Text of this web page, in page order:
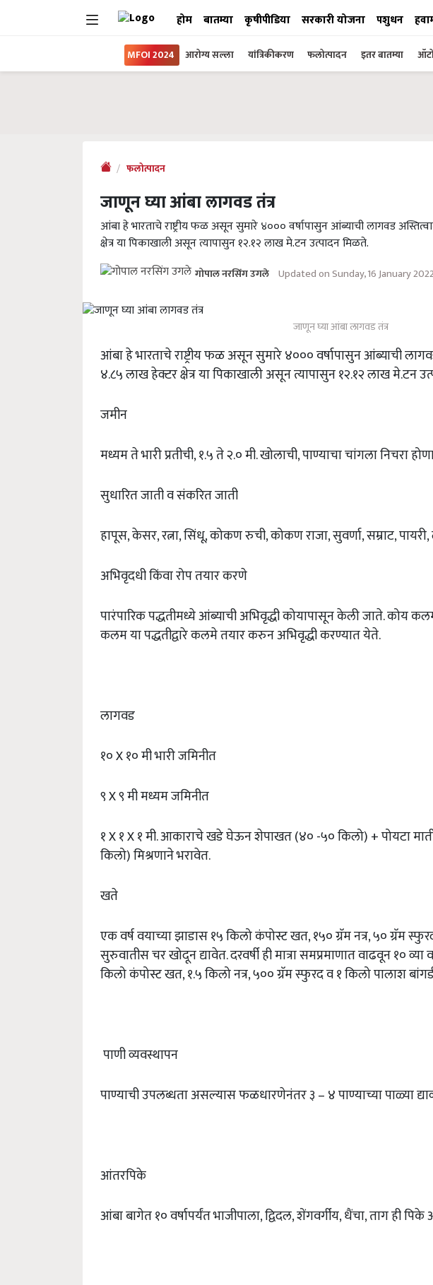
होम बातम्या कृषीपीडिया सरकारी योजना पशुधन
MFOI 2024 आरोग्य सल्ला यांत्रिकीकरण फलोत्पादन इतर बातम्या
फलोत्पादन
जाणून घ्या आंबा लागवड तंत्र
आंबा हे भारताचे राष्ट्रीय फळ असून सुमारे ४००० वर्षापासुन आंब्याची लागवड
क्षेत्र या पिकाखाली असून त्यापासुन १२.१२ लाख मे.टन उत्पादन मिळते.
गोपाल नरसिंग उगले Updated on Sunday, 16 January
जाणून घ्या आंबा लागवड तंत्र
आंबा हे भारताचे राष्ट्रीय फळ असून सुमारे ४००० वर्षापासुन आंब्याची
४.८५ लाख हेक्टर क्षेत्र या पिकाखाली असून त्यापासुन १२.१२ लाख मे.टन
जमीन
मध्यम ते भारी प्रतीची, १.५ ते २.० मी. खोलाची, पाण्याचा चांगला निचरा
सुधारित जाती व संकरित जाती
हापूस, केसर, रत्ना, सिंधू, कोकण रुची, कोकण राजा, सुवर्णा, सम्राट,
अभिवृदधी किंवा रोप तयार करणे
पारंपारिक पद्धतीमध्ये आंब्याची अभिवृद्धी कोयापासून केली जाते. कोय
कलम या पद्धतीद्वारे कलमे तयार करुन अभिवृद्धी करण्यात येते.
लागवड
१० X १० मी भारी जमिनीत
९ X ९ मी मध्यम जमिनीत
१ X १ X १ मी. आकाराचे खडे घेऊन शेपाखत (४० -५० किलो) + पोयटा
किलो) मिश्रणाने भरावेत.
खते
एक वर्ष वयाच्या झाडास १५ किलो कंपोस्ट खत, १५० ग्रॅम नत्र, ५० ग्रॅम
सुरुवातीस चर खोदून द्यावेत. दरवर्षी ही मात्रा समप्रमाणात वाढवून १० व्या
किलो कंपोस्ट खत, १.५ किलो नत्र, ५०० ग्रॅम स्फुरद व १ किलो पालाश
पाणी व्यवस्थापन
पाण्याची उपलब्धता असल्यास फळधारणेनंतर ३ – ४ पाण्याच्या पाळ्या
आंतरपिके
आंबा बागेत १० वर्षापर्यंत भाजीपाला, द्विदल, शेंगवर्गीय, धैंचा, ताग ही